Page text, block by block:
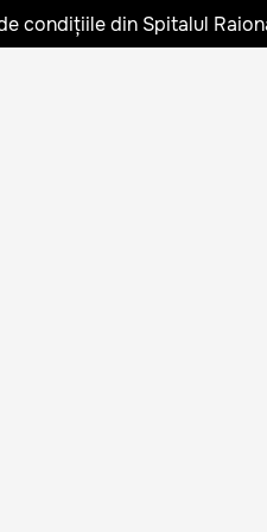
condițiile din Spitalul